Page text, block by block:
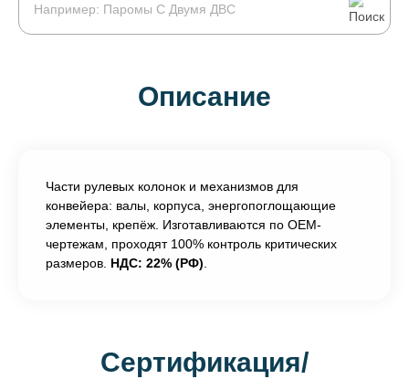
Описание
Части рулевых колонок и механизмов для
конвейера: валы, корпуса, энергопоглощающие
элементы, крепёж. Изготавливаются по OEM-
чертежам, проходят 100% контроль критических
размеров. НДС: 22% (РФ)
Сертификация/